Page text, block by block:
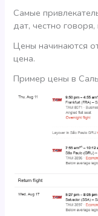
Самые
дат, честно
Цены начинаются
цена.
Пример цены в